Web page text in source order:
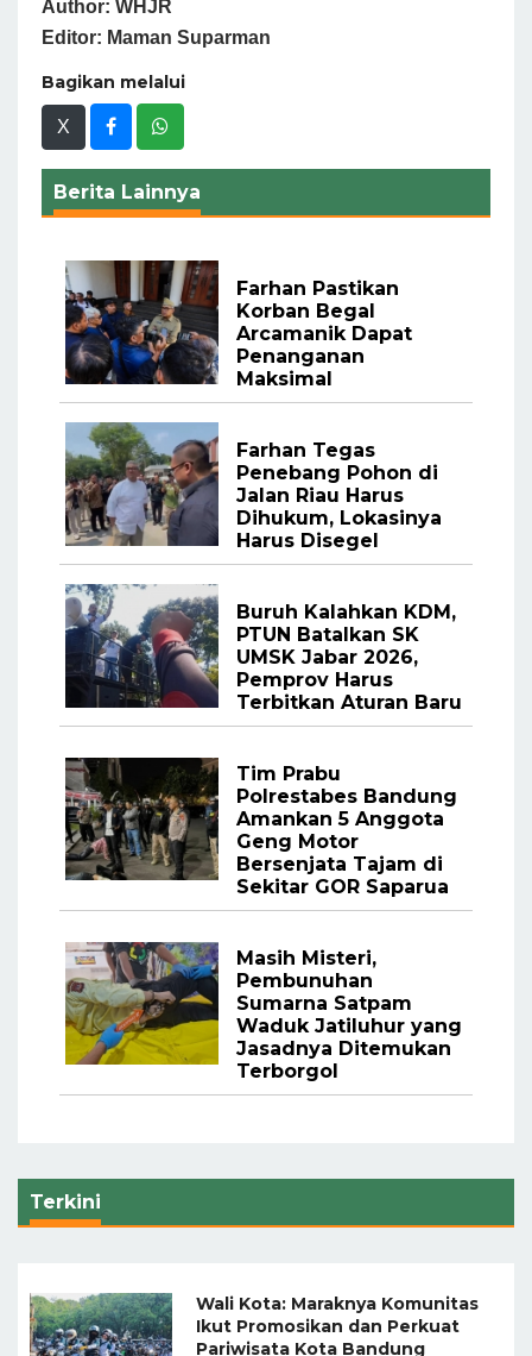
Author: WHJR
Editor: Maman Suparman
Bagikan melalui
X
Berita Lainnya
Farhan Pastikan
Korban Begal
Arcamanik Dapat
Penanganan
Maksimal
Farhan Tegas
Penebang Pohon di
Jalan Riau Harus
Dihukum, Lokasinya
Harus Disegel
Buruh Kalahkan KDM,
PTUN Batalkan SK
UMSK Jabar 2026,
Pemprov Harus
Terbitkan Aturan Baru
Tim Prabu
Polrestabes Bandung
Amankan 5 Anggota
Geng Motor
Bersenjata Tajam di
Sekitar GOR Saparua
Masih Misteri,
Pembunuhan
Sumarna Satpam
Waduk Jatiluhur yang
Jasadnya Ditemukan
Terborgol
Terkini
Wali Kota: Maraknya Komunitas
Ikut Promosikan dan Perkuat
Pariwisata Kota Bandung